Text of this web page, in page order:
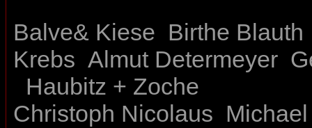
Balve& Kiese Birthe Blauth
Krebs Almut Determeyer
Haubitz + Zoche
Christoph Nicolaus